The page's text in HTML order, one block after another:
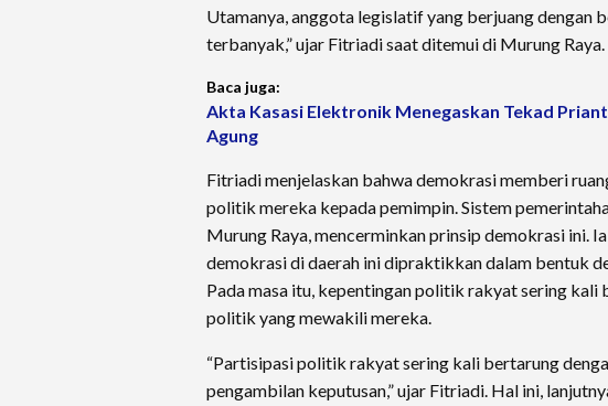
Utamanya, anggota legislatif yang berjuang dengan
terbanyak,” ujar Fitriadi saat ditemui di Murung Raya.
Baca juga:
Akta Kasasi Elektronik Menegaskan Tekad
Agung
Fitriadi menjelaskan bahwa demokrasi memberi
politik mereka kepada pemimpin. Sistem
Murung Raya, mencerminkan prinsip demokrasi ini.
demokrasi di daerah ini dipraktikkan dalam bentuk
Pada masa itu, kepentingan politik rakyat sering kali
politik yang mewakili mereka.
“Partisipasi politik rakyat sering kali bertarung
pengambilan keputusan,” ujar Fitriadi. Hal ini,